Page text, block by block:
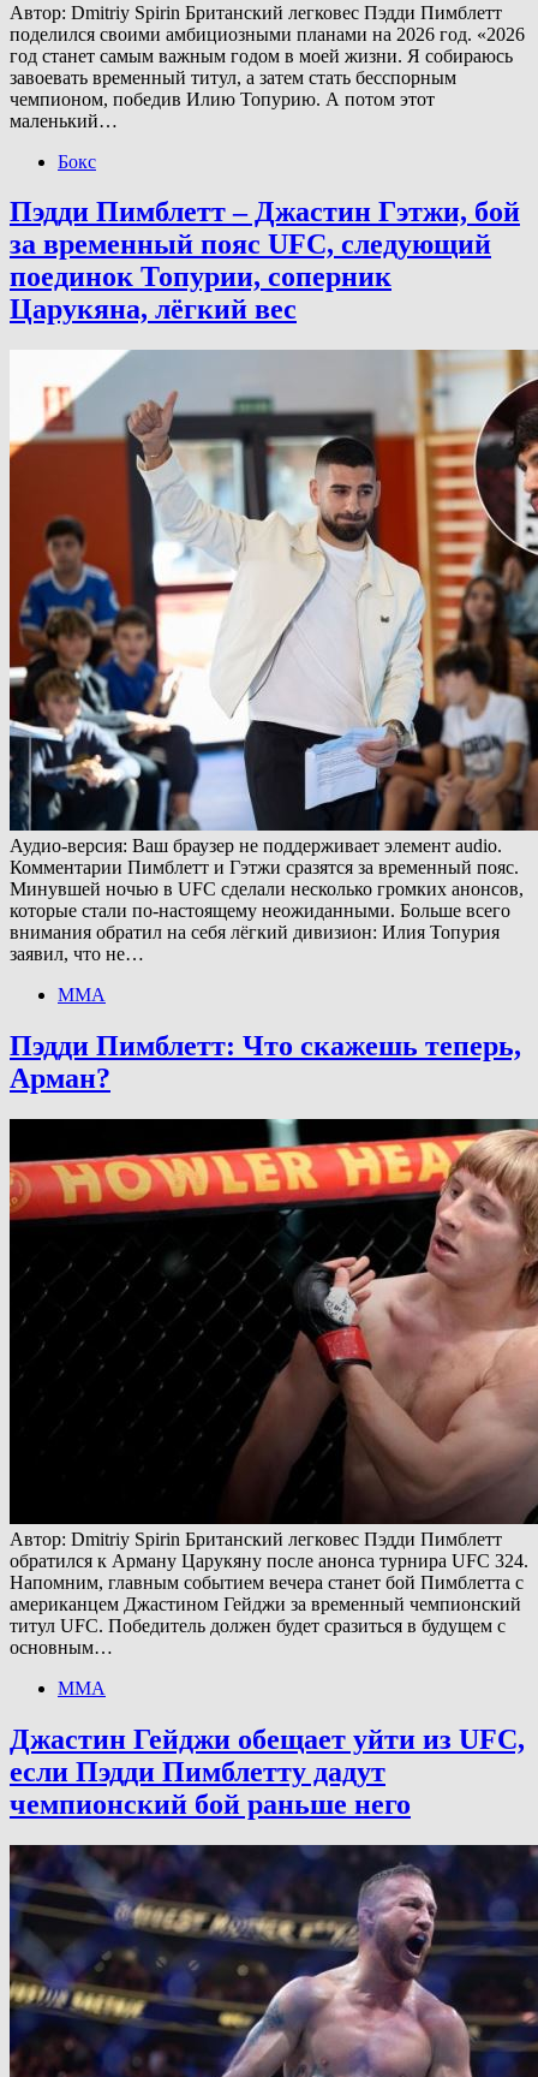
Автор: Dmitriy Spirin Британский легковес Пэдди Пимблетт
поделился своими амбициозными планами на 2026 год. «2026
год станет самым важным годом в моей жизни. Я собираюсь
завоевать временный титул, а затем стать бесспорным
чемпионом, победив Илию Топурию. А потом этот
маленький…
Бокс
Пэдди Пимблетт – Джастин Гэтжи, бой
за временный пояс UFC, следующий
поединок Топурии, соперник
Царукяна, лёгкий вес
Аудио-версия: Ваш браузер не поддерживает элемент audio.
Комментарии Пимблетт и Гэтжи сразятся за временный пояс.
Минувшей ночью в UFC сделали несколько громких анонсов,
которые стали по-настоящему неожиданными. Больше всего
внимания обратил на себя лёгкий дивизион: Илия Топурия
заявил, что не…
ММА
Пэдди Пимблетт: Что скажешь теперь,
Арман?
Автор: Dmitriy Spirin Британский легковес Пэдди Пимблетт
обратился к Арману Царукяну после анонса турнира UFC 324.
Напомним, главным событием вечера станет бой Пимблетта с
американцем Джастином Гейджи за временный чемпионский
титул UFC. Победитель должен будет сразиться в будущем с
основным…
ММА
Джастин Гейджи обещает уйти из UFC,
если Пэдди Пимблетту дадут
чемпионский бой раньше него